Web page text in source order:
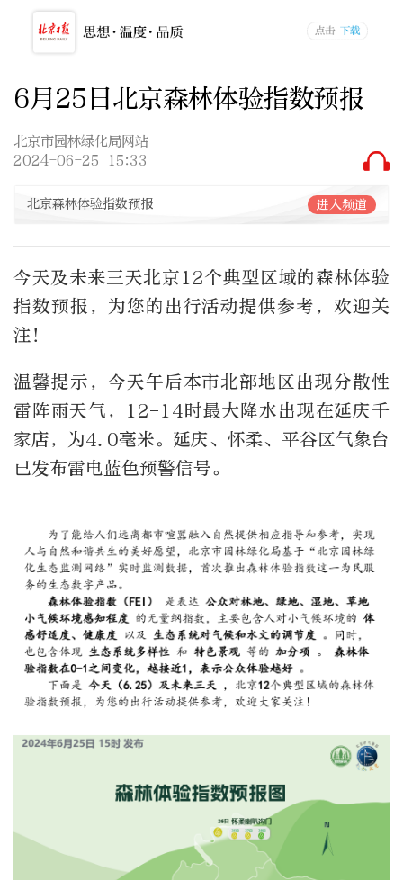
6月25日北京森林体验指数预报
北京市园林绿化局网站
2024-06-25 15:33
北京森林体验指数预报 进入频道
今天及未来三天北京12个典型区域的森林体验
指数预报，为您的出行活动提供参考，欢迎关
注！
温馨提示，今天午后本市北部地区出现分散性
雷阵雨天气，12-14时最大降水出现在延庆千
家店，为4.0毫米。延庆、怀柔、平谷区气象台
已发布雷电蓝色预警信号。 ​​​